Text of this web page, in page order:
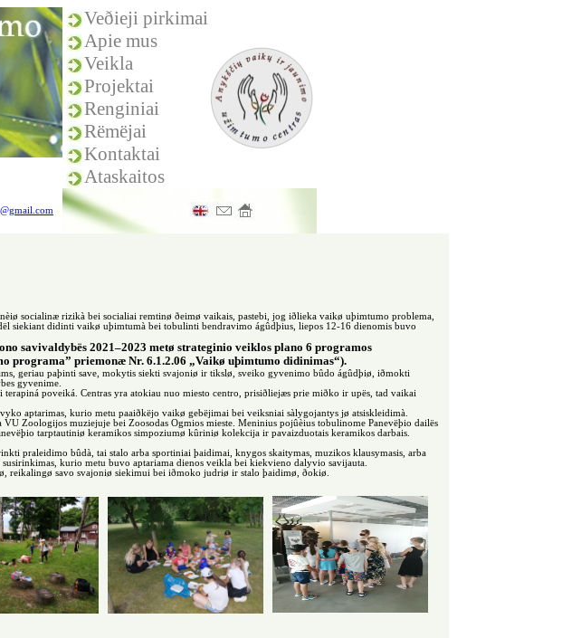
Veðieji pirkimai
Apie mus
Veikla
Projektai
Renginiai
Rëmëjai
Kontaktai
Ataskaitos
socialinæ rizikà bei socialiai remtinø ðeimø vaikais, pastebi, jog iðlieka vaikø uþimtumo problema,
siekiant didinti vaikø uþimtumà bei tobulinti bendravimo ágûdþius, liepos 12-16 dienomis buvo
savivaldybës 2021–2023 metø strateginio veiklos plano 6 programos
programa” priemonæ Nr. 6.1.2.06 „Vaikø uþimtumo didinimas“).
geriau paþinti save, mokytis siekti svajoniø ir tikslø, sveiko gyvenimo bûdo ágûdþiø, iðmokti
gyvenime.
poveiká. Centras yra atokiau nuo miesto centro, prisiðliejæs prie miðko ir upës, tad vaikai
aptarimas, kurio metu paaiðkëjo vaikø gebëjimai bei veiksniai sàlygojantys jø atsiskleidimà.
Zoologijos muziejuje bei Zoosodas Ogmios mieste. Meninius pojûèius tobulinome Panevëþio dailës
tarptautiniø keramikos simpoziumø kûriniø kolekcija ir pavaizduotais keramikos darbais.
praleidimo bûdà, tai stalo arba sportiniai þaidimai, knygos skaitymas, muzikos klausymasis, arba
kurio metu buvo aptariama dienos veikla bei kiekvieno dalyvio savijauta.
reikalingø savo svajoniø siekimui bei iðmoko judriø ir stalo þaidimø, ðokiø.